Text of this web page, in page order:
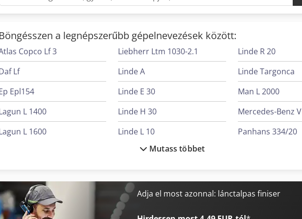
platformunkon keresztül.
Böngésszen a legnépszerűbb gépelnevezések között:
Copco Lf 3
Lf
Epl154
L 1400
L 1600
Lzg-M-Ii-Sy
Lzk-4
Liebherr Ltm 1030-2.1
Linde A
Linde E 30
Linde H 30
Linde L 10
Linde L 12
Linde L 16
Linde R 14
Linde R 20
Linde Targonca
Man L 2000
Mercedes-Benz V
Panhans 334/20
Mutass többet
Adja el most azonnal: lánctalpas finiser